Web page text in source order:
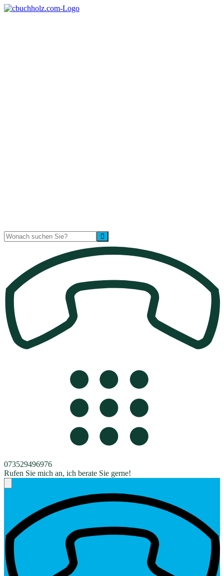
073529496976
Rufen Sie mich an, ich berate Sie gerne!